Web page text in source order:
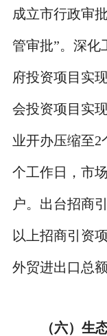
成立市行政审
管审批”。深化
府投资项目实
会投资项目实
业开办压缩至2
个工作日，市
户。出台招商
以上招商引资
外贸进出口总
（六）生